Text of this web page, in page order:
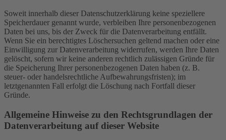
Soweit innerhalb dieser Datenschutzerklärung keine speziellere
Speicherdauer genannt wurde, verbleiben Ihre personenbezogenen
Daten bei uns, bis der Zweck für die Datenverarbeitung entfällt.
Wenn Sie ein berechtigtes Löschersuchen geltend machen oder eine
Einwilligung zur Datenverarbeitung widerrufen, werden Ihre Daten
gelöscht, sofern wir keine anderen rechtlich zulässigen Gründe für
die Speicherung Ihrer personenbezogenen Daten haben (z. B.
steuer- oder handelsrechtliche Aufbewahrungsfristen); im
letztgenannten Fall erfolgt die Löschung nach Fortfall dieser
Gründe.
Allgemeine Hinweise zu den Rechtsgrundlagen der
Datenverarbeitung auf dieser Website